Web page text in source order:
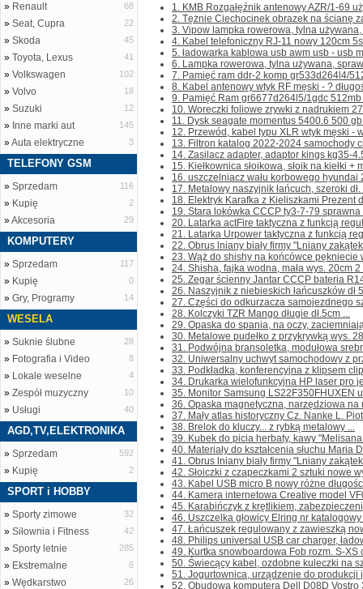
» Renault 68
» Seat, Cupra 22
» Skoda 45
» Toyota, Lexus 41
» Volkswagen 102
» Volvo 18
» Suzuki 12
» Inne marki aut 145
»Auta elektryczne 3
TELEFONY GSM
» Sprzedam 116
» Kupię 2
»Akcesoria 29
KOMPUTERY
» Sprzedam 117
» Kupię 0
» Gry, Programy 14
WESELA
» Suknie ślubne 28
» Fotografia i Video 8
» Lokale weselne 4
» Zespół muzyczny 10
» Usługi 40
AGD,TV,ELEKTRONIKA
» Sprzedam 592
» Kupię 2
SPORT i HOBBY
» Sporty zimowe 32
» Siłownia i Fitness 42
» Sporty letnie 285
» Ekstremalne 6
» Wędkarstwo 26
1. KMB Rozgałęźnik antenowy AZR/1-69
2. Tężnie Ciechocinek obrazek na ścianę
3. Vipow lampka rowerowa, tylna
4. Kabel telefoniczny RJ-11 nowy 120cm
5. ładowarka kablowa usb awm usb - usb
6. Lampka rowerowa, tylna używana,
7. Pamięć ram ddr-2 komp gr533d264l4/
8. Kabel antenowy wtyk RF męski - ?
9. Pamięć Ram gr6677d264l5/1gdc
10. Woreczki foliowe zrywki z nadrukiem
11. Dysk seagate momentus 5400.6 500
12. Przewód, kabel typu XLR wtyk męski -
13. Filtron katalog 2022-2024 samochody
14. Zasilacz adapter, adaptor kings kg35-
15. Kiełkownica słoikowa, słoik na kiełki +
16. uszczelniacz wału korbowego
17. Metalowy naszyjnik łańcuch, szeroki
18. Elektryk Karafka z Kieliszkami Prezent
19. Stara lokówka CCCP ty3-7-79 sprawna
20. Latarka actFire taktyczna z funkcją
21. Latarka Urpower taktyczna z funkcją
22. Obrus lniany biały firmy "Lniany
23. Wąż do shishy na końcówce pękniecie
24. Shisha, fajka wodna, mała wys. 20cm 2
25. Zegar ścienny Jantar CCCP bateria
26. Naszyjnik z niebieskich łańcuszków dł
27. Części do odkurzacza samojezdnego
28. Kolczyki TZR Mango długie dł.5cm ...
29. Opaska do spania, na oczy,
30. Metalowe pudełko z przykrywką wys.
31. Podwójna bransoletka, modułowa
32. Uniwersalny uchwyt samochodowy z
33. Podkładka, konferencyjna z klipsem
34. Drukarka wielofunkcyjna HP laser pro
35. Monitor Samsung LS22F350FHUXEN
36. Opaska magnetyczna, narzędziowa na
37. Mały atlas historyczny Cz. Nanke L.
38. Brelok do kluczy... z rybką metalowy ...
39. Kubek do picia herbaty, kawy
40. Materiały do kształcenia słuchu Maria
41. Obrus lniany biały firmy "Lniany
42. Słoiczki z czapeczkami 2 sztuki nowe
43. Kabel USB micro B nowy różne
44. Kamera internetowa Creative model
45. Karabińczyk z krętlikiem,
46. Uszczelka głowicy Elring nr
47. Łańcuszek regulowany z zawieszką
48. Philips universal USB car charger,
49. Kurtka snowboardowa Fob rozm. S-XS
50. Świecący kabel, ozdobne kuleczki na
51. Jogurtownica, urządzenie do produkcji
52. Obudowa komputera Dell D08D Vostro